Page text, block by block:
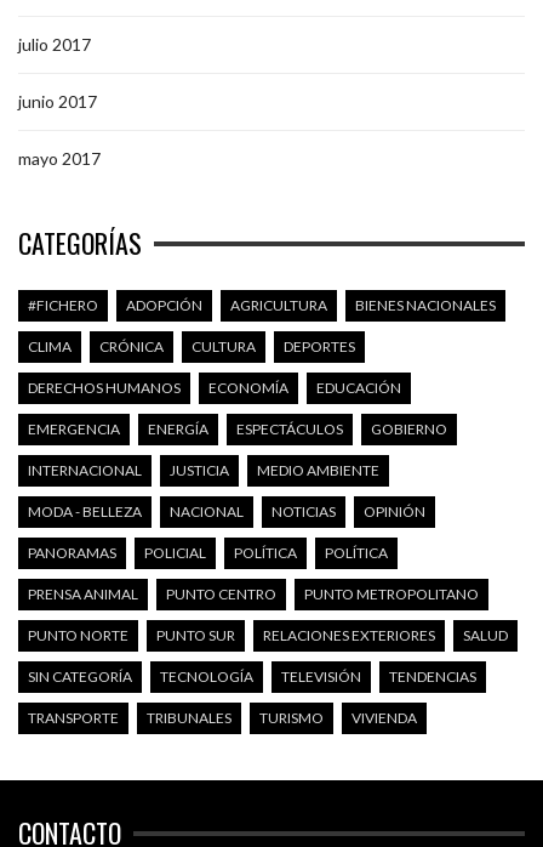
julio 2017
junio 2017
mayo 2017
CATEGORÍAS
#FICHERO ADOPCIÓN AGRICULTURA BIENES NACIONALES
CLIMA CRÓNICA CULTURA DEPORTES
DERECHOS HUMANOS ECONOMÍA EDUCACIÓN
EMERGENCIA ENERGÍA ESPECTÁCULOS GOBIERNO
INTERNACIONAL JUSTICIA MEDIO AMBIENTE
MODA - BELLEZA NACIONAL NOTICIAS OPINIÓN
PANORAMAS POLICIAL POLÍTICA POLÍTICA
PRENSA ANIMAL PUNTO CENTRO PUNTO METROPOLITANO
PUNTO NORTE PUNTO SUR RELACIONES EXTERIORES SALUD
SIN CATEGORÍA TECNOLOGÍA TELEVISIÓN TENDENCIAS
TRANSPORTE TRIBUNALES TURISMO VIVIENDA
CONTACTO